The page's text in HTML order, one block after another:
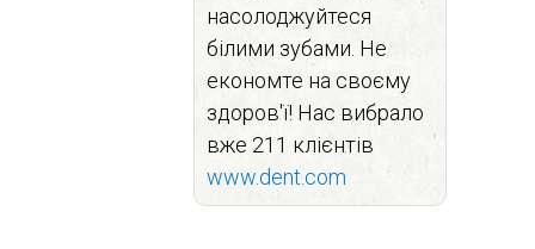
насолоджуйтеся
білими зубами. Не
економте на своєму
здоров'ї! Нас вибрало
вже 211 клієнтів
www.dent.com